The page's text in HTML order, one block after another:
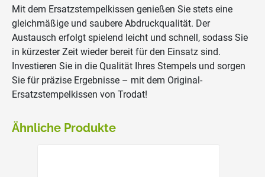
Mit dem Ersatzstempelkissen genießen Sie stets eine
gleichmäßige und saubere Abdruckqualität. Der
Austausch erfolgt spielend leicht und schnell, sodass Sie
in kürzester Zeit wieder bereit für den Einsatz sind.
Investieren Sie in die Qualität Ihres Stempels und sorgen
Sie für präzise Ergebnisse – mit dem Original-
Ersatzstempelkissen von Trodat!
Ähnliche Produkte